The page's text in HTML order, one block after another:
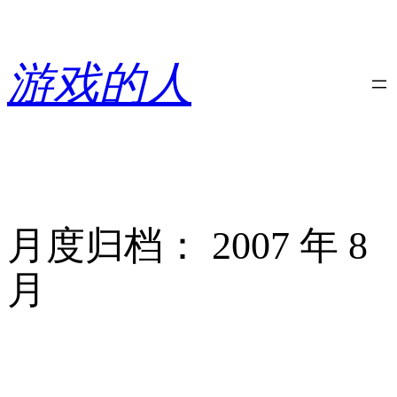
内
容
游戏的人
月度归档： 2007 年 8
月